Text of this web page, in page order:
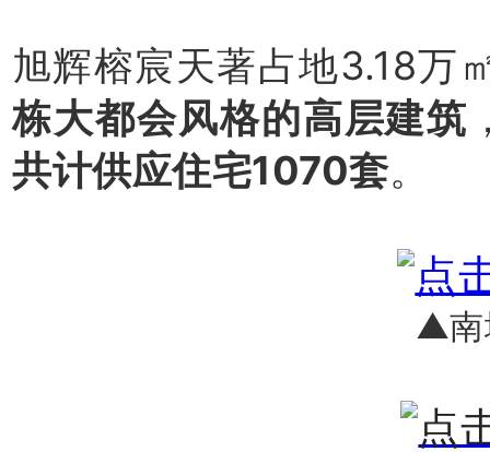
旭辉榕宸天著占地3.18万
栋大都会风格的高层建筑
共计供应住宅1070套。
▲南